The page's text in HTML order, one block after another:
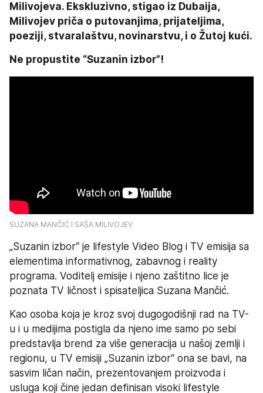
Milivojeva. Ekskluzivno, stigao iz Dubaija,
Milivojev priča o putovanjima, prijateljima,
Ne propustite “Suzanin izbor”!
SUZANA MANČIĆ I SAŠA MILIVOJEV
„Suzanin izbor“ je lifestyle Video Blog i TV emisija sa
elementima informativnog, zabavnog i reality
programa. Voditelj emisije i njeno zaštitno lice je
poznata TV ličnost i spisateljica Suzana Mančić.
Kao osoba koja je kroz svoj dugogodišnji rad na TV-
u i u medijima postigla da njeno ime samo po sebi
predstavlja brend za više generacija u našoj zemlji i
regionu, u TV emisiji „Suzanin izbor“ ona se bavi, na
sasvim ličan način, prezentovanjem proizvoda i
usluga koji čine jedan definisan visoki lifestyle